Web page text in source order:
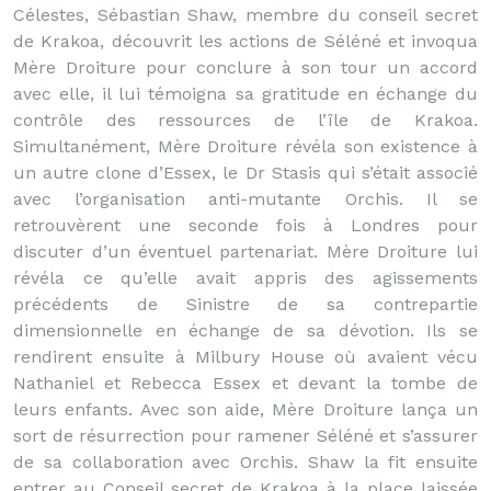
Célestes, Sébastian Shaw, membre du conseil secret
de Krakoa, découvrit les actions de Séléné et invoqua
Mère Droiture pour conclure à son tour un accord
avec elle, il lui témoigna sa gratitude en échange du
contrôle des ressources de l’île de Krakoa.
Simultanément, Mère Droiture révéla son existence à
un autre clone d’Essex, le Dr Stasis qui s’était associé
avec l’organisation anti-mutante Orchis. Il se
retrouvèrent une seconde fois à Londres pour
discuter d’un éventuel partenariat. Mère Droiture lui
révéla ce qu’elle avait appris des agissements
précédents de Sinistre de sa contrepartie
dimensionnelle en échange de sa dévotion. Ils se
rendirent ensuite à Milbury House où avaient vécu
Nathaniel et Rebecca Essex et devant la tombe de
leurs enfants. Avec son aide, Mère Droiture lança un
sort de résurrection pour ramener Séléné et s’assurer
de sa collaboration avec Orchis. Shaw la fit ensuite